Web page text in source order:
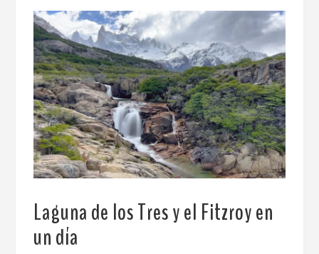
Laguna de los Tres y el Fitzroy en
un día